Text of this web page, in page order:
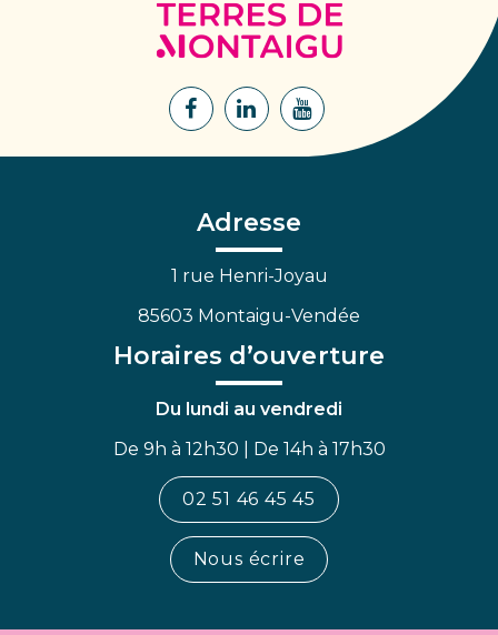
Terres
de
Montaigu
Lien
Facebook
Lien
Lien
Adresse
1 rue Henri-Joyau
85603 Montaigu-Vendée
Horaires d’ouverture
Du lundi au vendredi
De 9h à 12h30 | De 14h à 17h30
02 51 46 45 45
Nous écrire